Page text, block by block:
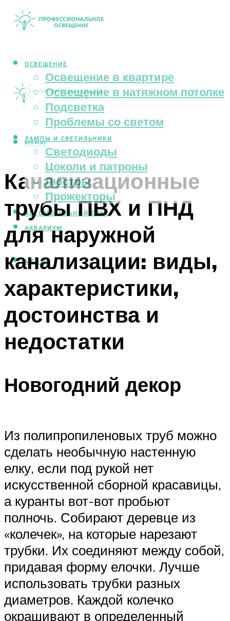
ОСВЕЩЕНИЕ
Освещение в квартире
Освещение в натяжном потолке
Подсветка
Проблемы со светом
ЛАМПЫ И СВЕТИЛЬНИКИ
Светодиоды
Цоколи и патроны
Люстры
Прожекторы
АВТОМОБИЛЬНЫЙ СВЕТ
АКВАРИУМ
МЕНЮ
МЕНЮ
Канализационные
трубы ПВХ и ПНД
для наружной
канализации: виды,
характеристики,
достоинства и
недостатки
Новогодний декор
Из полипропиленовых труб можно
сделать необычную настенную
елку, если под рукой нет
искусственной сборной красавицы,
а куранты вот-вот пробьют
полночь. Собирают деревце из
«колечек», на которые нарезают
трубки. Их соединяют между собой,
придавая форму елочки. Лучше
использовать трубки разных
диаметров. Каждой колечко
окрашивают в определенный